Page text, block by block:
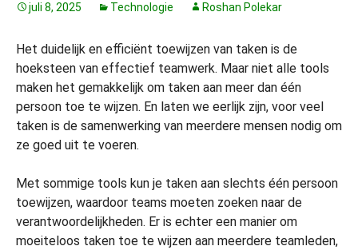
juli 8, 2025 Technologie Roshan Polekar
Het duidelijk en efficiënt toewijzen van taken is de
hoeksteen van effectief teamwerk. Maar niet alle tools
maken het gemakkelijk om taken aan meer dan één
persoon toe te wijzen. En laten we eerlijk zijn, voor veel
taken is de samenwerking van meerdere mensen nodig om
ze goed uit te voeren.
Met sommige tools kun je taken aan slechts één persoon
toewijzen, waardoor teams moeten zoeken naar de
verantwoordelijkheden. Er is echter een manier om
moeiteloos taken toe te wijzen aan meerdere teamleden,